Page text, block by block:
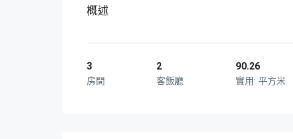
概述
3
房間
2
客飯廳
90.26
平方米